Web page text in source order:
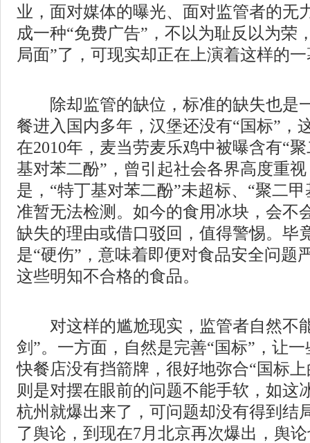
业，面对媒体的曝光、面对监管者的无
成一种“免费广告”，不以为耻反以为荣
局面”了，可现实却正在上演着这样的
除却监管的缺位，标准的缺失也是
餐进入国内多年，汉堡还没有“国标”，
在2010年，麦当劳麦乐鸡中被曝含有“
基对苯二酚”，曾引起社会各界高度重
是，“特丁基对苯二酚”未超标、“聚二
准暂无法检测。如今的食用冰块，会不
缺失的理由或借口驳回，值得警惕。毕
是“硬伤”，意味着即便对食品安全问题
这些明知不合格的食品。
对这样的尴尬现实，监管者自然不
剑”。一方面，自然是完善“国标”，让
快餐店没有挡箭牌，很好地弥合“国标
则是对摆在眼前的问题不能手软，如这
杭州就爆出来了，可问题却没有得到结
了舆论，到现在7月北京再次爆出，舆